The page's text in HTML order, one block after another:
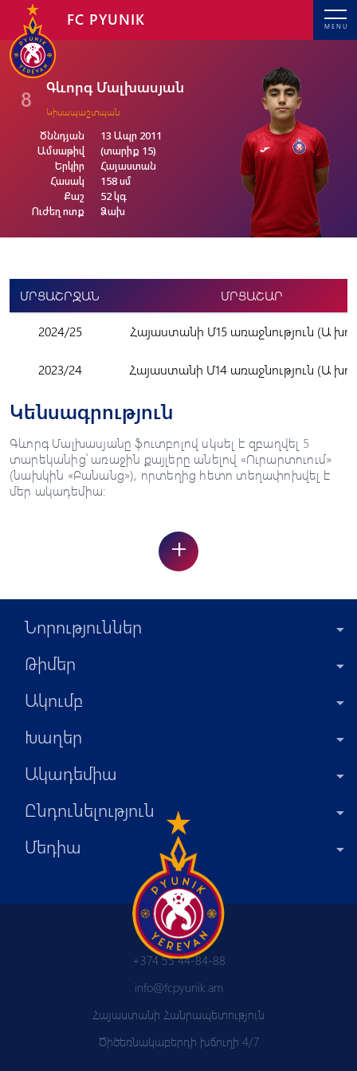
MENU
FC PYUNIK
8 Գևորգ Մալխասյան
Կիսապաշտպան
Ծննդյան
Ամսաթիվ
Երկիր
Հասակ
Քաշ
Ուժեղ ոտք
13 Ապր 2011
(տարիք 15)
Հայաստան
158 սմ
52 կգ
Ձախ
ՄՐՑԱՇՐՋԱՆ ՄՐՑԱՇԱՐ
2024/25 Հայաստանի Մ15 առաջնություն (Ա
2023/24 Հայաստանի Մ14 առաջնություն (Ա
Կենսագրություն
Գևորգ Մալխասյանը ֆուտբոլով սկսել է զբաղվել 5
տարեկանից՝ առաջին քայլերը անելով «Ուրարտուում»
(նախկին «Բանանց»), որտեղից հետո տեղափոխվել է
մեր ակադեմիա:
+
Նորություններ
Թիմեր
Ակումբ
Խաղեր
Ակադեմիա
Ընդունելություն
Մեդիա
+374 55 44-84-88
info@fcpyunik.am
Հայաստանի Հանրապետություն
Ծիծեռնակաբերդի խճուղի 4/7